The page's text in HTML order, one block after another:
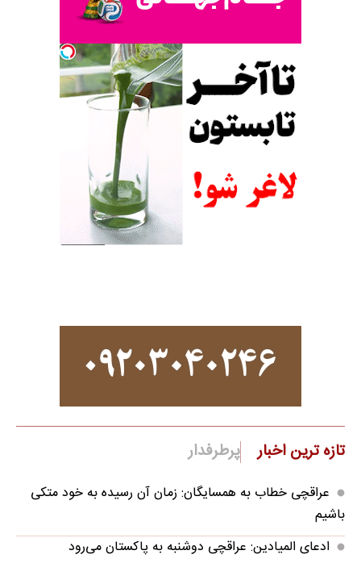
تازه ترین اخبار پرطرفدار
عراقچی خطاب به همسایگان: زمان آن رسیده به خود متکی
باشیم
ادعای المیادین: عراقچی دوشنبه به پاکستان می‌رود